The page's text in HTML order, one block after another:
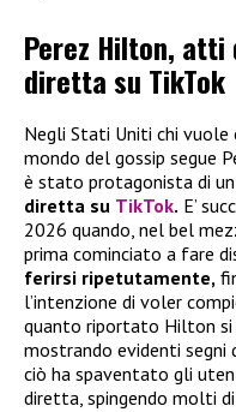
Perez Hilton,
diretta su TikTok
Negli Stati Uniti chi vuole
mondo del gossip segue
è stato protagonista di
diretta su TikTok. E’
2026 quando, nel bel
prima cominciato a fare
ferirsi ripetutamente,
l’intenzione di voler
quanto riportato Hilton
mostrando evidenti
ciò ha spaventato gli
diretta, spingendo molti